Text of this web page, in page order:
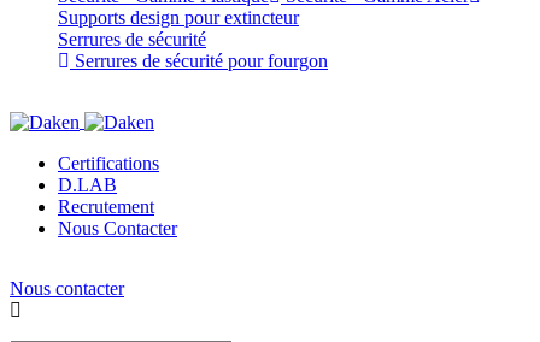
Supports design pour extincteur
Serrures de sécurité
Serrures de sécurité pour fourgon
Certifications
D.LAB
Recrutement
Nous Contacter
Nous contacter